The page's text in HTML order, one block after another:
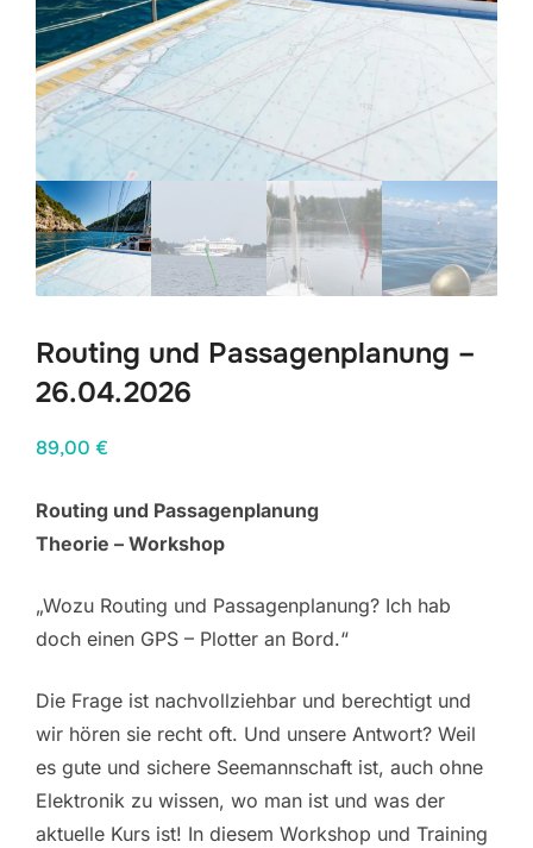
Routing und Passagenplanung –
26.04.2026
89,00 €
Routing und Passagenplanung
Theorie – Workshop
„Wozu Routing und Passagenplanung? Ich hab
doch einen GPS – Plotter an Bord.“
Die Frage ist nachvollziehbar und berechtigt und
wir hören sie recht oft. Und unsere Antwort? Weil
es gute und sichere Seemannschaft ist, auch ohne
Elektronik zu wissen, wo man ist und was der
aktuelle Kurs ist! In diesem Workshop und Training